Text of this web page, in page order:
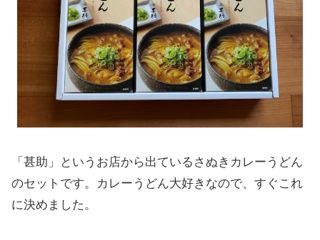
「甚助」というお店から出ているさぬきカレーうどん
のセットです。カレーうどん大好きなので、すぐこれ
に決めました。